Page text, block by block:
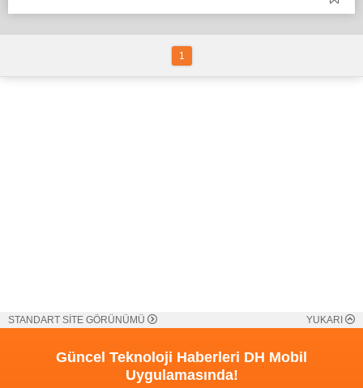
1
STANDART SİTE GÖRÜNÜMÜ YUKARI
Güncel Teknoloji Haberleri DH Mobil
Uygulamasında!